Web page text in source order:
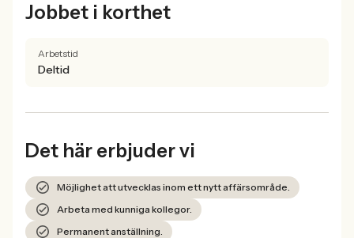
Jobbet i korthet
Arbetstid
Deltid
Det här erbjuder vi
Möjlighet att utvecklas inom ett nytt affärsområde.
Arbeta med kunniga kollegor.
Permanent anställning.